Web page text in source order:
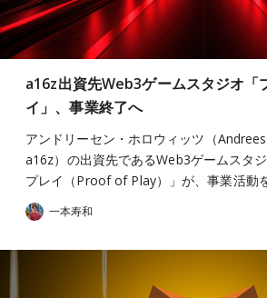
a16z出資先Web3ゲームスタジオ「
イ」、事業終了へ
アンドリーセン・ホロウィッツ（
a16z）の出資先であるWeb3ゲームスタ
プレイ（Proof of Play）」が、事業活動
一本寿和